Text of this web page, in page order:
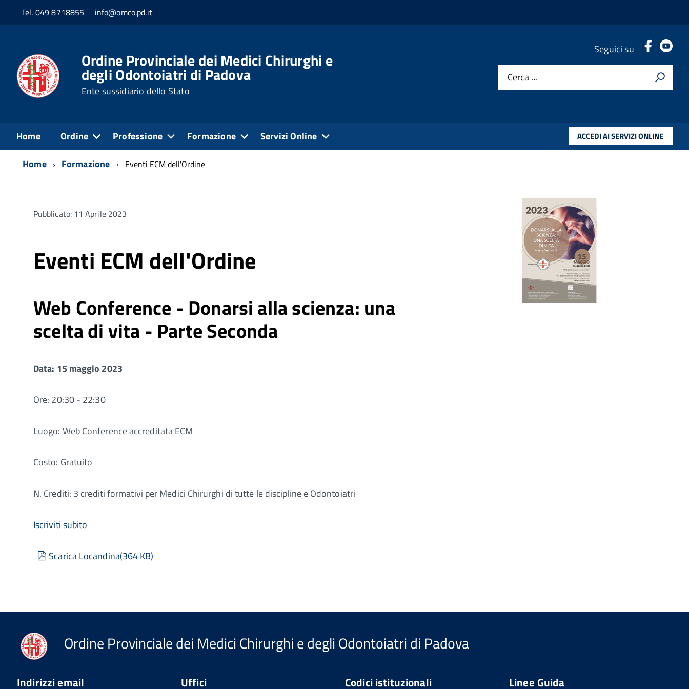
Tel. 049 8718855 info@omco.pd.it
Ordine Provinciale dei Medici Chirurghi e
degli Odontoiatri di Padova
Ente sussidiario dello Stato
Seguici su . .
Cerca …
Home Ordine Professione Formazione Servizi Online ACCEDI AI SERVIZI ONLINE
Home Formazione Eventi ECM dell'Ordine
Pubblicato: 11 Aprile 2023
Eventi ECM dell'Ordine
Web Conference - Donarsi alla scienza: una
scelta di vita - Parte Seconda
Data: 15 maggio 2023
Ore: 20:30 - 22:30
Luogo: Web Conference accreditata ECM
Costo: Gratuito
N. Crediti: 3 crediti formativi per Medici Chirurghi di tutte le discipline e Odontoiatri
Iscriviti subito
pdf
Scarica Locandina(364 KB)
Ordine Provinciale dei Medici Chirurghi e degli Odontoiatri di Padova
Indirizzi email Uffici Codici istituzionali Linee Guida